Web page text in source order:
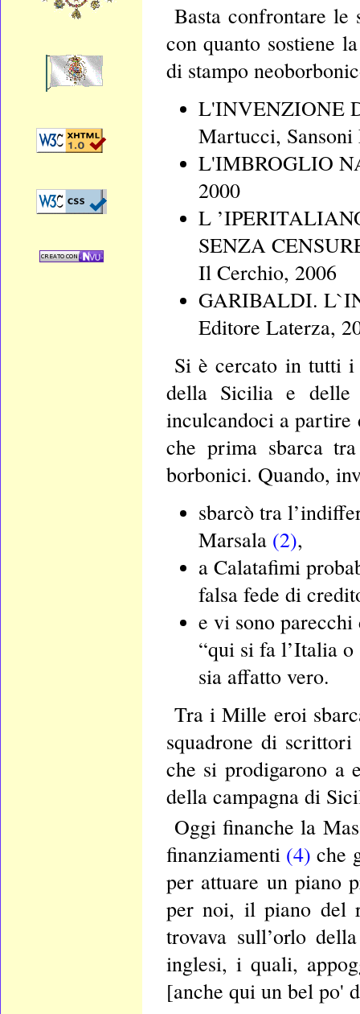
Basta confrontare le
con quanto sostiene
di stampo
L'INVENZIONE
Martucci,
L'IMBROGLIO
2000
L
SENZA
Il Cerchio, 2006
GARIBALDI.
Editore Laterza,
Si è cercato in tutti i
della Sicilia e delle
inculcandoci a
che prima sbarca
borbonici. Quando,
sbarcò tra
Marsala (2),
a Calatafimi
falsa fede di
e vi sono
“qui si fa l’Italia
sia affatto vero.
Tra i Mille eroi
squadrone di
che si prodigarono a
della campagna di
Oggi finanche la
finanziamenti (4) che
per attuare un piano
per noi, il piano del
trovava sull’orlo
inglesi, i quali,
[anche qui un bel po'